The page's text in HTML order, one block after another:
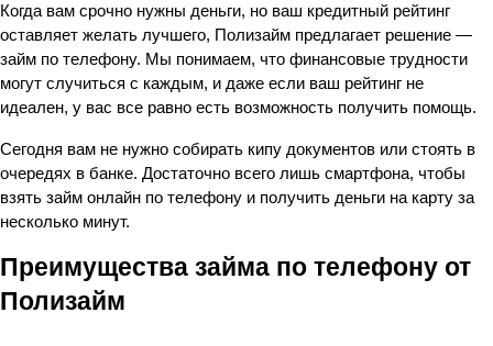
Когда вам срочно нужны деньги, но ваш кредитный рейтинг
оставляет желать лучшего, Полизайм предлагает решение —
займ по телефону. Мы понимаем, что финансовые трудности
могут случиться с каждым, и даже если ваш рейтинг не
идеален, у вас все равно есть возможность получить помощь.
Сегодня вам не нужно собирать кипу документов или стоять в
очередях в банке. Достаточно всего лишь смартфона, чтобы
взять займ онлайн по телефону и получить деньги на карту за
несколько минут.
Преимущества займа по телефону от
Полизайм